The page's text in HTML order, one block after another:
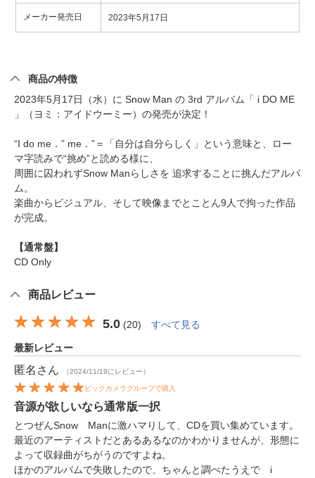
メーカー発売日 2023年5月17日
商品の特徴
2023年5月17日（水）に Snow Man の 3rd アルバム「 i DO ME
」（ヨミ：アイドウーミー）の発売が決定！
“I do me．” me．”＝「自分は自分らしく」という意味と、ロー
マ字読みで“挑め”と読める様に、
周囲に囚われずSnow Manらしさを 追求することに挑んだアルバ
ム。
楽曲からビジュアル、そして映像までとことん9人で拘った作品
が完成。
【通常盤】
CD Only
商品レビュー
5.0 (20) すべて見る
最新レビュー
匿名 さん （2024/11/19にレビュー）
ビックカメラグループで購入
音源が欲しいなら通常版一択
とつぜんSnow Manに激ハマりして、CDを買い集めています。
最近のアーティストだとあるあるなのかわかりませんが、形態に
よって収録曲がちがうのですよね。
ほかのアルバムで失敗したので、ちゃんと調べたうえで i